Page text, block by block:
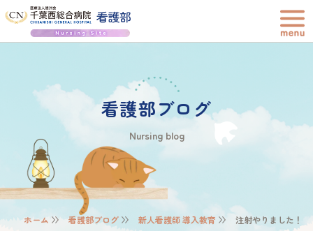
看護部ブログ
Nursing blog
ホーム 看護部ブログ 新人看護師 導入教育 注射やりました！